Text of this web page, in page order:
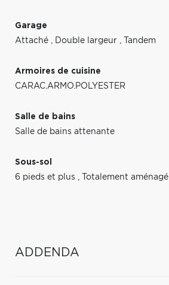
Garage
Attaché , Double largeur , Tandem
Armoires de cuisine
CARAC.ARMO.POLYESTER
Salle de bains
Salle de bains attenante
Sous-sol
6 pieds et plus , Totalement aménagé
ADDENDA